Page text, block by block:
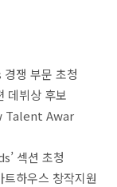
쟁 부문 초청
데뷔상 후보
Talent Awar
섹션 초청
하우스 창작지원